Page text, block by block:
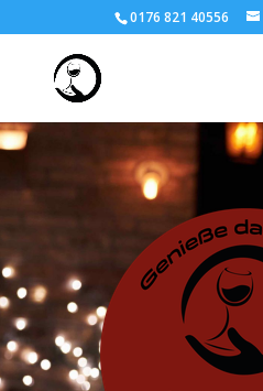
0176 821 40556